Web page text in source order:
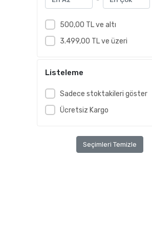
500,00 TL ve altı
3.499,00 TL ve üzeri
Listeleme
Sadece stoktakileri göster
Ücretsiz Kargo
Seçimleri Temizle